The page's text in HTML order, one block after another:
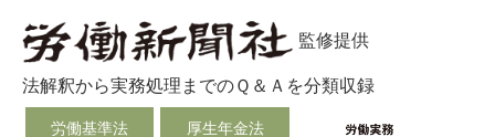
監修提供
法解釈から実務処理までのＱ＆Ａを分類収録
労働基準法 厚生年金法